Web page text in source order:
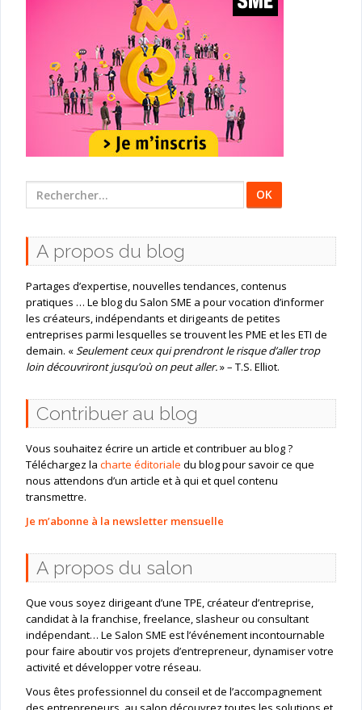
Rechercher
:
A propos du blog
Partages d’expertise, nouvelles tendances, contenus
pratiques … Le blog du Salon SME a pour vocation d’informer
les créateurs, indépendants et dirigeants de petites
entreprises parmi lesquelles se trouvent les PME et les ETI de
demain. «Seulement ceux qui prendront le risque d’aller trop
loin découvriront jusqu’où on peut aller.» – T.S. Elliot.
Contribuer au blog
Vous souhaitez écrire un article et contribuer au blog ?
Téléchargez la charte éditoriale du blog pour savoir ce que
nous attendons d’un article et à qui et quel contenu
transmettre.
Je m’abonne à la newsletter mensuelle
A propos du salon
Que vous soyez dirigeant d’une TPE, créateur d’entreprise,
candidat à la franchise, freelance, slasheur ou consultant
indépendant… Le Salon SME est l’événement incontournable
pour faire aboutir vos projets d’entrepreneur, dynamiser votre
activité et développer votre réseau.
Vous êtes professionnel du conseil et de l’accompagnement